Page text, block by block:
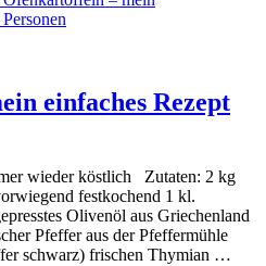
einfaches Rezept
wieder köstlich Zutaten: 2 kg
festkochend 1 kl.
Olivenöl aus Griechenland
Pfeffer aus der Pfeffermühle
schwarz) frischen Thymian …